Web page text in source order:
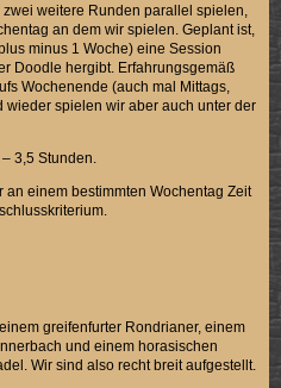
weitere Runden parallel spielen,
an dem wir spielen. Geplant ist,
minus 1 Woche) eine Session
Doodle hergibt. Erfahrungsgemäß
Wochenende (auch mal Mittags,
wieder spielen wir aber auch unter der
3,5 Stunden.
an einem bestimmten Wochentag Zeit
greifenfurter Rondrianer, einem
und einem horasischen
Wir sind also recht breit aufgestellt.